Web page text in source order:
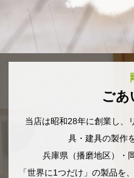
ごあ
当店は昭和28年に創業し、
具・建具の製作
兵庫県（播磨地区）・
「世界に1つだけ」の製品を